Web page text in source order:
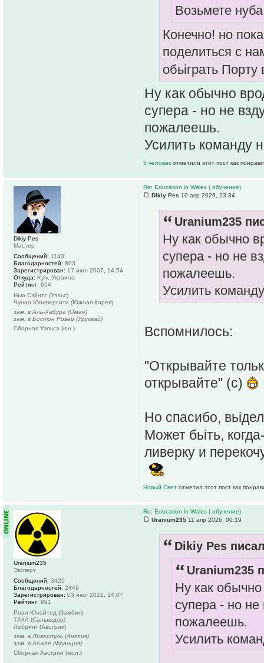
Возьмете
Конечно! но
поделиться с
обьіграть
Ну как обычно
супера - но не
пожалеешь.
Усилить команду
5 человекотметили этот пост как
Re: Education in Wales ( обучение)
Dikiy Pes 10 апр 2026, 23:34
Uranium235
Ну как обычно
супера - но не
пожалеешь.
Усилить
Вспомнилось:
"Открывайте
открывайте" (с)
Но спасибо,
Может бьіть,
ливерку и
Новый Свет отметил этот пост как
Dikiy Pes
Мастер
Сообщений: 1140
Благодарностей: 803
Зарегистрирован: 17 июл 2007, 14:54
Откуда: Kyiv, Украина
Рейтинг: 654
Нью Сэйнтс (Уэльс)
Чунан Юниверсити (Южная Корея)
зам. в Аль-Хабура (Оман)
зам. в Бостон Ривер (Уругвай)
Сборная Уэльса (юн.)
Re: Education in Wales ( обучение)
Uranium235 11 апр 2026, 00:19
Dikiy Pes
Uranium235
Ну как
супера - но
пожалеешь.
Усилить
Uranium235
Эксперт
Сообщений: 3420
Благодарностей: 2449
Зарегистрирован: 03 июл 2021, 14:07
Рейтинг: 891
Роан Юнайтед (Замбия)
ТАКА (Сальвадор)
Лебринг (Австрия)
зам. в Ливерпуль (Англия)
зам. в Анжле (Франция)
Сборная Австрии (мол.)